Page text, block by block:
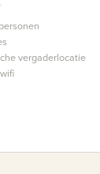
vergaderlocatie